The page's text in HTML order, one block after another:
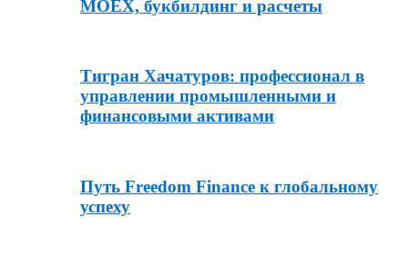
MOEX, букбилдинг и расчеты
Тигран Хачатуров: профессионал в
управлении промышленными и
финансовыми активами
Путь Freedom Finance к глобальному
успеху